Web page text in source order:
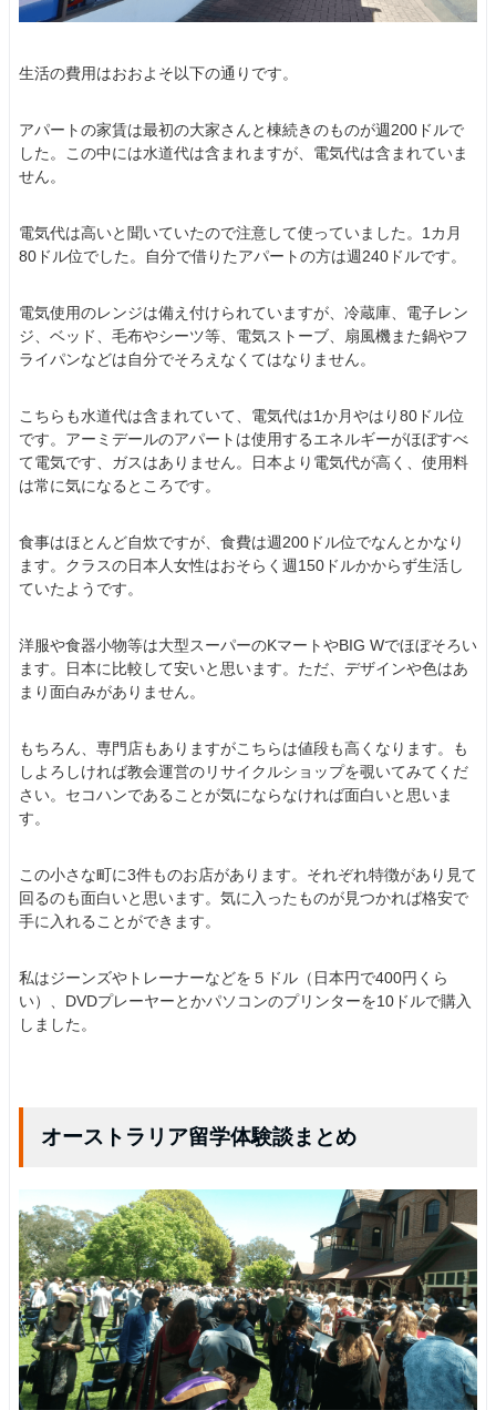
生活の費用はおおよそ以下の通りです。
アパートの家賃は最初の大家さんと棟続きのものが週200ドルで
した。この中には水道代は含まれますが、電気代は含まれていま
せん。
電気代は高いと聞いていたので注意して使っていました。1カ月
80ドル位でした。自分で借りたアパートの方は週240ドルです。
電気使用のレンジは備え付けられていますが、冷蔵庫、電子レン
ジ、ベッド、毛布やシーツ等、電気ストーブ、扇風機また鍋やフ
ライパンなどは自分でそろえなくてはなりません。
こちらも水道代は含まれていて、電気代は1か月やはり80ドル位
です。アーミデールのアパートは使用するエネルギーがほぼすべ
て電気です、ガスはありません。日本より電気代が高く、使用料
は常に気になるところです。
食事はほとんど自炊ですが、食費は週200ドル位でなんとかなり
ます。クラスの日本人女性はおそらく週150ドルかからず生活し
ていたようです。
洋服や食器小物等は大型スーパーのKマートやBIG Wでほぼそろい
ます。日本に比較して安いと思います。ただ、デザインや色はあ
まり面白みがありません。
もちろん、専門店もありますがこちらは値段も高くなります。も
しよろしければ教会運営のリサイクルショップを覗いてみてくだ
さい。セコハンであることが気にならなければ面白いと思いま
す。
この小さな町に3件ものお店があります。それぞれ特徴があり見て
回るのも面白いと思います。気に入ったものが見つかれば格安で
手に入れることができます。
私はジーンズやトレーナーなどを５ドル（日本円で400円くら
い）、DVDプレーヤーとかパソコンのプリンターを10ドルで購入
しました。
オーストラリア留学体験談まとめ